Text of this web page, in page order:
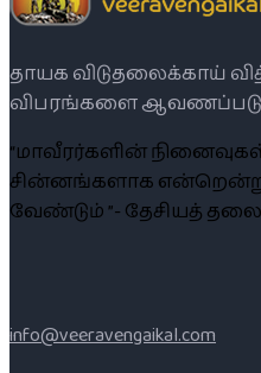
தாயக விடுதலைக்காய்
விபரங்களை
“மாவீரர்களின்
சின்னங்களாக
வேண்டும் ”- தேசியத்
info@veeravengaikal.com